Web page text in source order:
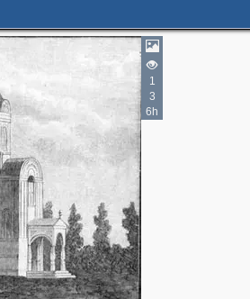
1
3
6h